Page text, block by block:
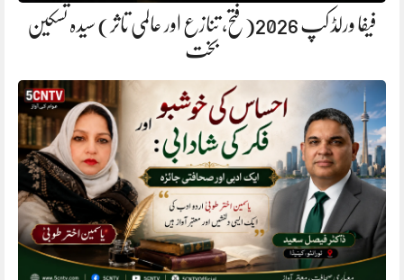
فیفا ورلڈ کپ 2026(فتح، تنازع اور عالمی تاثر) سیدہ تسکین
بخت